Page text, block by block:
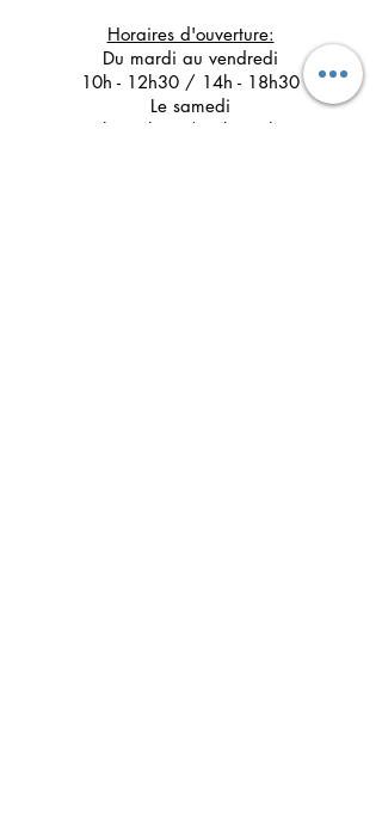
Horaires d'ouverture:
Du mardi au vendredi
10h - 12h30 / 14h - 18h30
Le samedi
10h - 12h30 / 14h - 17h30